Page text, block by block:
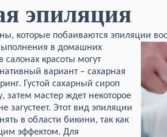
эпиляция
которые побаиваются эпиляции
в домашних
салонах красоты могут
вариант – сахарная
Густой сахарный сироп
затем мастер ждет некоторое
загустеет. Этот вид эпиляции
в области бикини, так как
эффектом. Для